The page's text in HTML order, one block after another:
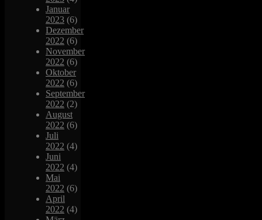
Januar
2023 (6)
Dezember
2022 (6)
November
2022 (6)
Oktober
2022 (6)
September
2022 (2)
August
2022 (6)
Juli
2022 (4)
Juni
2022 (4)
Mai
2022 (6)
April
2022 (4)